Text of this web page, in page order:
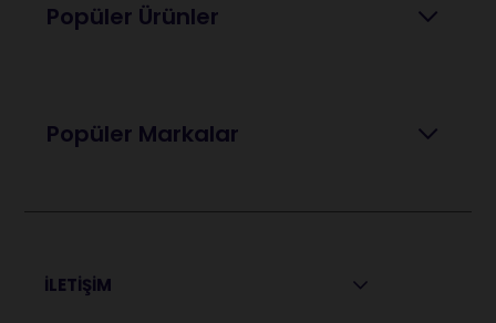
Popüler Ürünler
Popüler Markalar
İLETİŞİM